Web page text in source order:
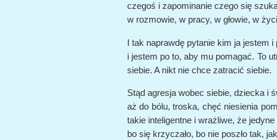
czegoś i zapominanie czego się
w rozmowie, w pracy, w głowie, w
I tak naprawdę pytanie kim ja jestem
i jestem po to, aby mu pomagać. To
siebie. A nikt nie chce zatracić siebie.
Stąd agresja wobec siebie, dziecka i
aż do bólu, troska, chęć niesienia
takie inteligentne i wrażliwe, że
bo się krzyczało, bo nie poszło tak,